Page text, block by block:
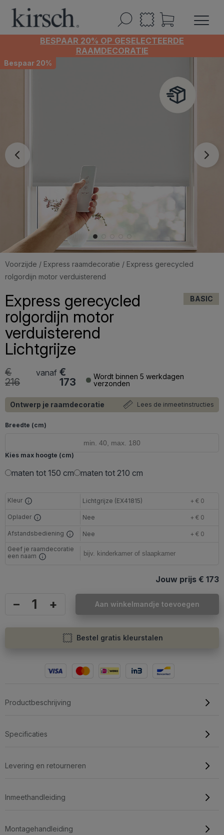
BESPAAR 20% OP GESELECTEERDE
RAAMDECORATIE
Bespaar 20%
Voorzijde / Express raamdecoratie / Express gerecycled
rolgordijn motor verduisterend
Express gerecycled
rolgordijn motor
verduisterend
Lichtgrijze
BASIC
vanaf €
173
€
216
Wordt binnen 5 werkdagen
verzonden
Ontwerp je raamdecoratie Lees de inmeetinstructies
Breedte (cm)
Kies max hoogte (cm)
maten tot 150 cm maten tot 210 cm
Kleur Lichtgrijze (EX41815) + € 0
Oplader Nee + € 0
Afstandsbediening Nee
+ € 0
Geef je raamdecoratie
een naam
Jouw prijs € 173
– + Aan winkelmandje toevoegen
Bestel gratis kleurstalen
Productbeschrijving
Specificaties
Levering en retourneren
Inmeethandleiding
Montagehandleiding